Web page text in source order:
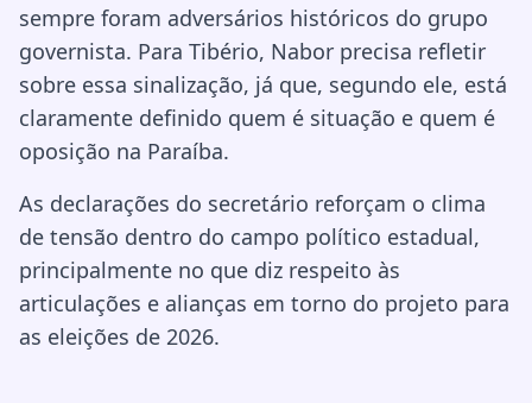
sempre foram adversários históricos do grupo
governista. Para Tibério, Nabor precisa refletir
sobre essa sinalização, já que, segundo ele, está
claramente definido quem é situação e quem é
oposição na Paraíba.
As declarações do secretário reforçam o clima
de tensão dentro do campo político estadual,
principalmente no que diz respeito às
articulações e alianças em torno do projeto para
as eleições de 2026.